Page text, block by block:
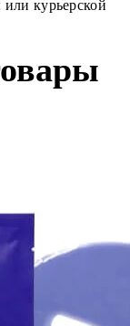
курьерской